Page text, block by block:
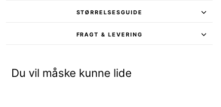
STØRRELSESGUIDE
FRAGT & LEVERING
Du vil måske kunne lide